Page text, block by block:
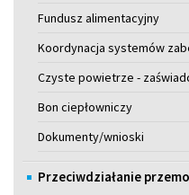
Fundusz alimentacyjny
Koordynacja systemów
Czyste powietrze -
Bon ciepłowniczy
Dokumenty/wnioski
Przeciwdziałanie